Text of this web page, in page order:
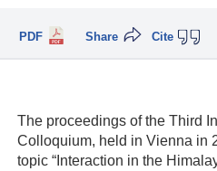
PDF Cite
Share
The proceedings of the Third
Colloquium, held in Vienna in
topic “Interaction in the